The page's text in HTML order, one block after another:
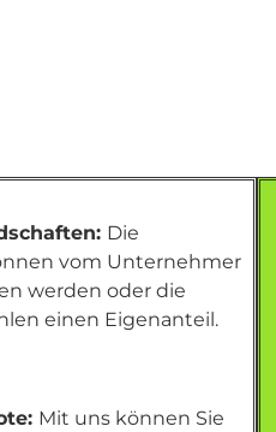
Die
vom Unternehmer
werden oder die
einen Eigenanteil.
Mit uns können Sie